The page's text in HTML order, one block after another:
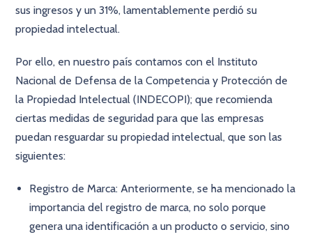
sus ingresos y un 31%, lamentablemente perdió su
propiedad intelectual.
Por ello, en nuestro país contamos con el Instituto
Nacional de Defensa de la Competencia y Protección de
la Propiedad Intelectual (INDECOPI); que recomienda
ciertas medidas de seguridad para que las empresas
puedan resguardar su propiedad intelectual, que son las
siguientes:
Registro de Marca: Anteriormente, se ha mencionado la
importancia del registro de marca, no solo porque
genera una identificación a un producto o servicio, sino